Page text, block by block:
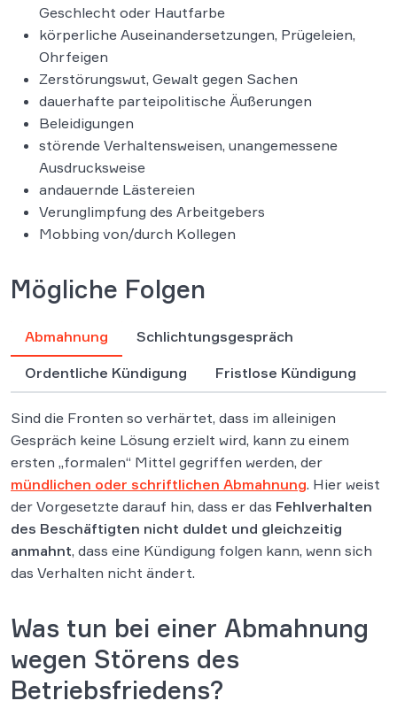
Diskriminierende Äußerungen aufgrund von
Geschlecht oder Hautfarbe
körperliche Auseinandersetzungen, Prügeleien,
Ohrfeigen
Zerstörungswut, Gewalt gegen Sachen
dauerhafte parteipolitische Äußerungen
Beleidigungen
störende Verhaltensweisen, unangemessene
Ausdrucksweise
andauernde Lästereien
Verunglimpfung des Arbeitgebers
Mögliche Folgen
Abmahnung
Ordentliche Kündigung Fristlose Kündigung
Sind die Fronten so verhärtet, dass im alleinigen
Gespräch keine Lösung erzielt wird, kann zu einem
ersten „formalen“ Mittel gegriffen werden, der
mündlichen oder schriftlichen Abmahnung
. Hier weist
der Vorgesetzte darauf hin, dass er das Fehlverhalten
des Beschäftigten nicht duldet und gleichzeitig
anmahnt
, dass eine Kündigung folgen kann, wenn sich
Was tun bei einer Abmahnung
wegen Störens des
Betriebsfriedens?